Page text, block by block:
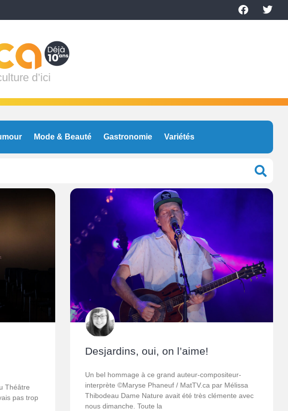
d’ici
Mode & Beauté Gastronomie Variétés
Théâtre
pas trop
Desjardins, oui, on l’aime!
Un bel hommage à ce grand auteur-compositeur-
interprète ©Maryse Phaneuf / MatTV.ca par Mélissa
Thibodeau Dame Nature avait été très clémente avec
nous dimanche. Toute la